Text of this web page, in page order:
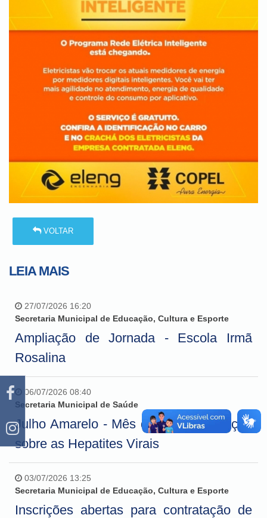
VOLTAR
LEIA MAIS
27/07/2026 16:20
Secretaria Municipal de Educação, Cultura e Esporte
Ampliação de Jornada - Escola Irmã
Rosalina
06/07/2026 08:40
Secretaria Municipal de Saúde
Julho Amarelo - Mês de conscientização
sobre as Hepatites Virais
03/07/2026 13:25
Secretaria Municipal de Educação, Cultura e Esporte
Inscrições abertas para contratação de